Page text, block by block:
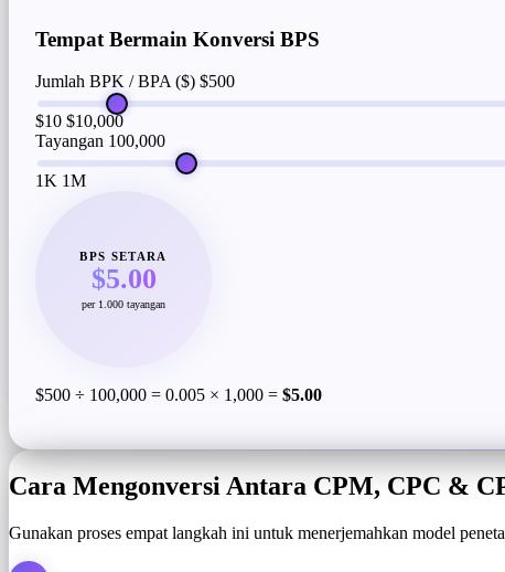
Tempat Bermain Konversi BPS
Jumlah BPK / BPA ($) $500
$10 $10,000
Tayangan 100,000
1K 1M
BPS SETARA
$5.00
per 1.000 tayangan
$500 ÷ 100,000 = 0.005 × 1,000 = $5.00
Cara Mengonversi Antara CPM, CPC &
Gunakan proses empat langkah ini untuk menerjemahkan model